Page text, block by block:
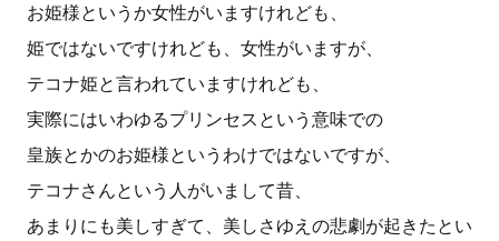
お姫様というか女性がいますけれども、
姫ではないですけれども、女性がいますが、
テコナ姫と言われていますけれども、
実際にはいわゆるプリンセスという意味での
皇族とかのお姫様というわけではないですが、
テコナさんという人がいまして昔、
あまりにも美しすぎて、美しさゆえの悲劇が起きたとい